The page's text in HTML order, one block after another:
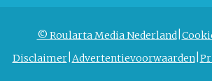
© Roularta Media Nederland
Disclaimer Advertentievoorwaarden